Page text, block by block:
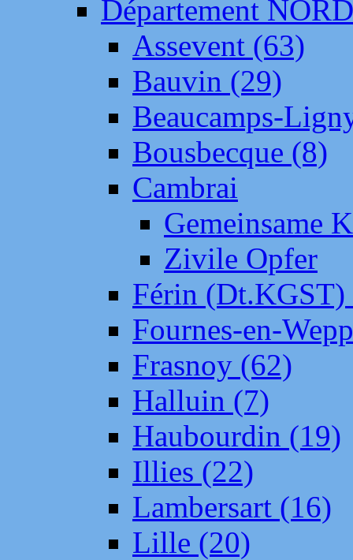
Département NORD
Assevent (63)
Bauvin (29)
Beaucamps-
Bousbecque (8)
Cambrai
Gemeinsame
Zivile Opfer
Férin (Dt.KGST)
Fournes-en-
Frasnoy (62)
Halluin (7)
Haubourdin (19)
Illies (22)
Lambersart (16)
Lille (20)